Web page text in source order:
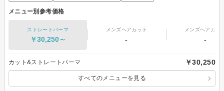
メニュー別参考価格
ストレートパーマ
￥30,250～
メンズヘアカット
-
メンズヘアカラ
-
カット&ストレートパーマ ￥30,250
すべてのメニューを見る